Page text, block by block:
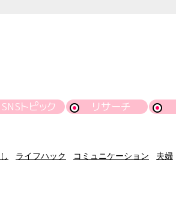
SNSトピック リサーチ
ライフハック コミュニケーション 夫婦